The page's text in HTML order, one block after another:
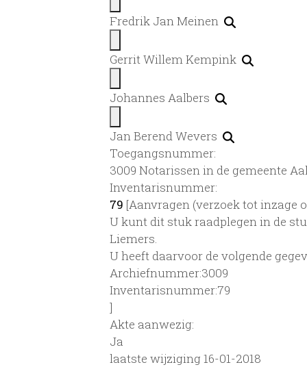
Fredrik Jan Meinen
Gerrit Willem Kempink
Johannes Aalbers
Jan Berend Wevers
Toegangsnummer:
3009 Notarissen in de gemeente
Inventarisnummer:
79 [Aanvragen (verzoek tot inzage
U kunt dit stuk raadplegen in de
Liemers.
U heeft daarvoor de volgende
Archiefnummer:3009
Inventarisnummer:79
]
Akte aanwezig:
Ja
laatste wijziging 16-01-2018